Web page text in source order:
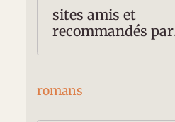
sites amis et
recommandés par
romans